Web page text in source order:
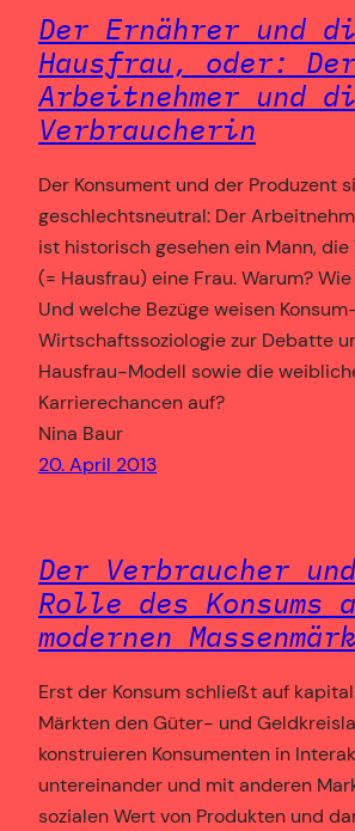
Der Ernährer und
Hausfrau, oder: Der
Arbeitnehmer und
Verbraucherin
Der Konsument und der Produzent
geschlechtsneutral: Der
ist historisch gesehen ein Mann,
(= Hausfrau) eine Frau. Warum?
Und welche Bezüge weisen
Wirtschaftssoziologie zur Debatte
Hausfrau-Modell sowie die
Karrierechancen auf?
Nina Baur
20. April 2013
Der Verbraucher
Rolle des Konsums
modernen
Erst der Konsum schließt auf
Märkten den Güter- und
konstruieren Konsumenten in
untereinander und mit anderen
sozialen Wert von Produkten und